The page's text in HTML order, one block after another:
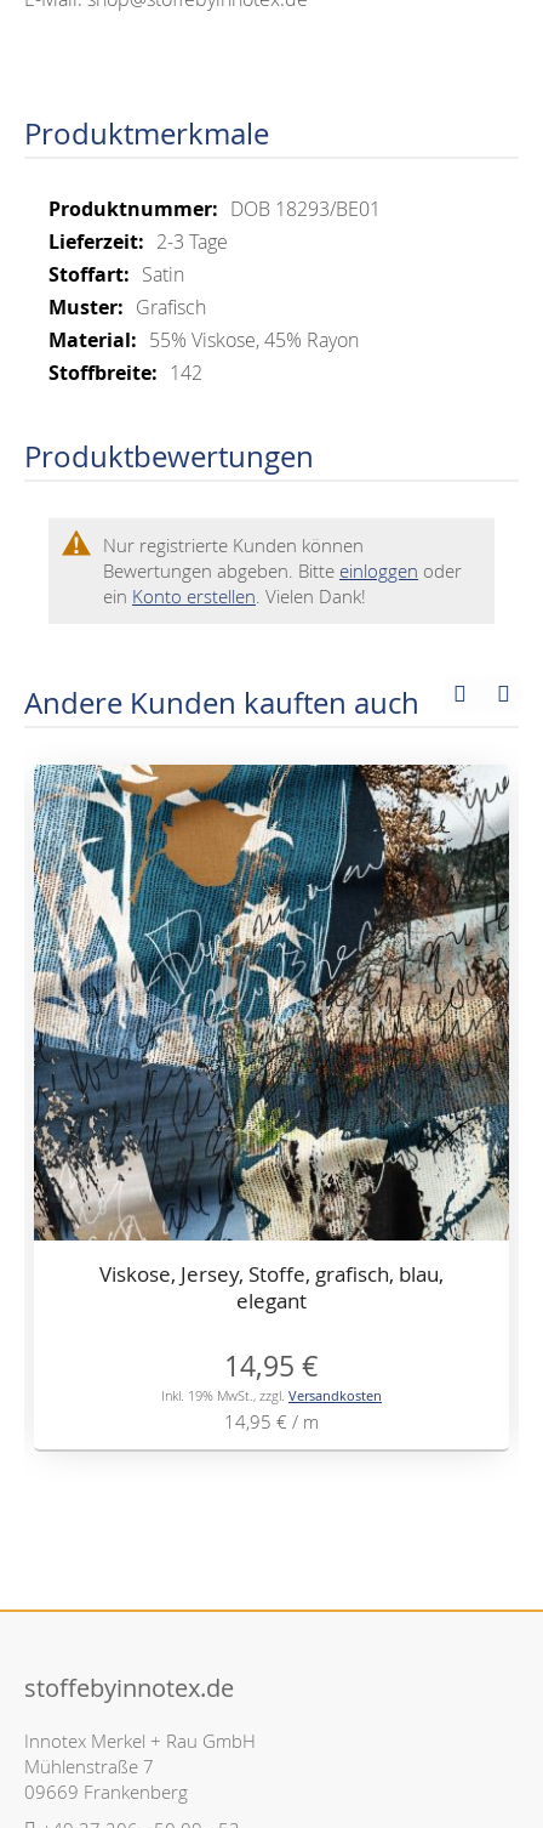
Produktmerkmale
Mehr
Informationen
DOB 18293/BE01
2-3 Tage
Satin
Grafisch
55% Viskose, 45% Rayon
142
Produktbewertungen
Nur registrierte Kunden können
Bewertungen abgeben. Bitte einloggen oder
ein Konto erstellen. Vielen Dank!
Andere Kunden kauften auch
Viskose, Jersey, Stoffe, grafisch, blau,
elegant
14,95 €
Inkl. 19% MwSt., zzgl. Versandkosten
14,95 € / m
stoffebyinnotex.de
Innotex Merkel + Rau GmbH
Mühlenstraße 7
09669 Frankenberg